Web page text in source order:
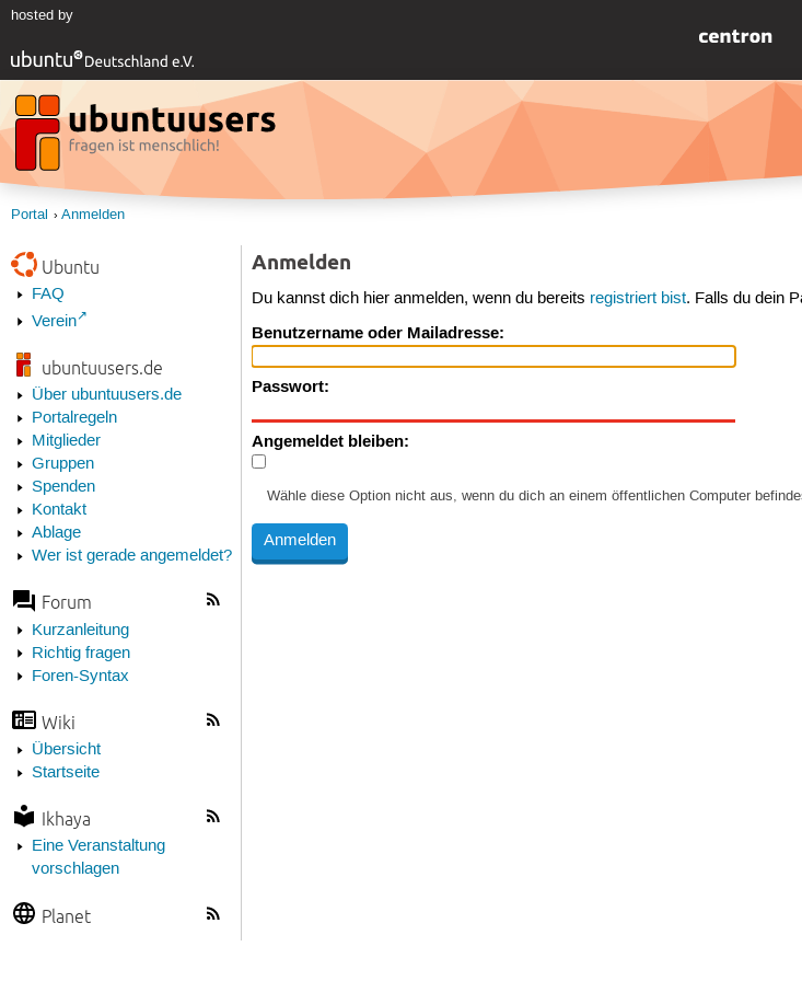
hosted by
Portal Anmelden
Ubuntu
FAQ
Verein
ubuntuusers.de
Über ubuntuusers.de
Portalregeln
Mitglieder
Gruppen
Spenden
Kontakt
Ablage
Wer ist gerade angemeldet?
Forum
Kurzanleitung
Richtig fragen
Foren-Syntax
Wiki
Übersicht
Startseite
Ikhaya
Eine Veranstaltung
vorschlagen
Planet
Anmelden
Du kannst dich hier anmelden, wenn du bereits registriert bist. Falls du dein
Benutzername oder Mailadresse:
Passwort:
Angemeldet bleiben:
Wähle diese Option nicht aus, wenn du dich an einem öffentlichen Computer